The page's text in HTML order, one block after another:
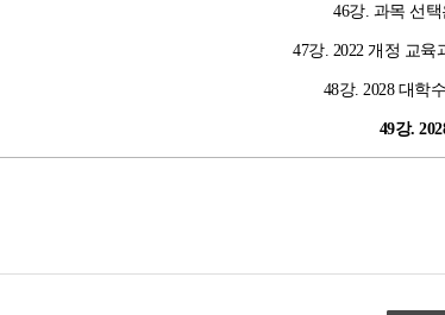
46강. 과목 선
47강. 2022 개정 교
48강. 2028 대학
49강.